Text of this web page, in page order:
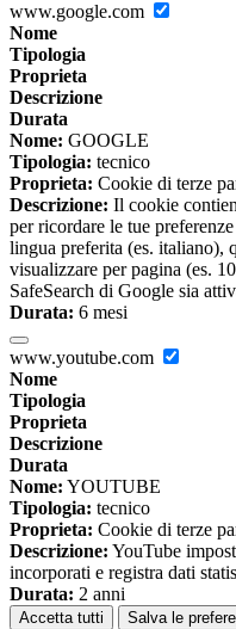
www.google.com
Nome
Tipologia
Proprieta
Descrizione
Durata
Nome: GOOGLE
Tipologia: tecnico
Proprieta: Cookie di terze
Descrizione: Il cookie
per ricordare le tue
lingua preferita (es. italiano),
visualizzare per pagina (es.
SafeSearch di Google sia
Durata: 6 mesi
www.youtube.com
Nome
Tipologia
Proprieta
Descrizione
Durata
Nome: YOUTUBE
Tipologia: tecnico
Proprieta: Cookie di terze
Descrizione: YouTube
incorporati e registra dati
Durata: 2 anni
Accetta tutti Salva le